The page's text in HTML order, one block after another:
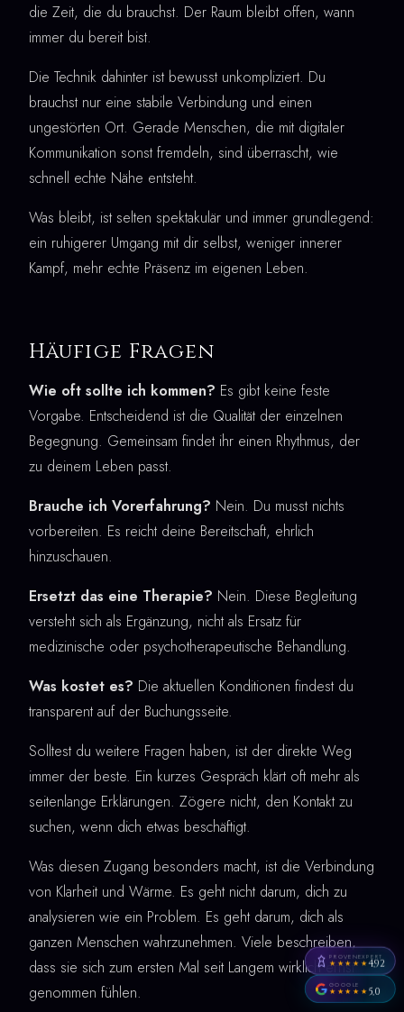
die Zeit, die du brauchst. Der Raum bleibt offen, wann
immer du bereit bist.
Die Technik dahinter ist bewusst unkompliziert. Du
brauchst nur eine stabile Verbindung und einen
ungestörten Ort. Gerade Menschen, die mit digitaler
Kommunikation sonst fremdeln, sind überrascht, wie
schnell echte Nähe entsteht.
Was bleibt, ist selten spektakulär und immer grundlegend:
ein ruhigerer Umgang mit dir selbst, weniger innerer
Kampf, mehr echte Präsenz im eigenen Leben.
Häufige Fragen
Wie oft sollte ich kommen? Es gibt keine feste
Vorgabe. Entscheidend ist die Qualität der einzelnen
Begegnung. Gemeinsam findet ihr einen Rhythmus, der
zu deinem Leben passt.
Brauche ich Vorerfahrung? Nein. Du musst nichts
vorbereiten. Es reicht deine Bereitschaft, ehrlich
hinzuschauen.
Ersetzt das eine Therapie? Nein. Diese Begleitung
versteht sich als Ergänzung, nicht als Ersatz für
medizinische oder psychotherapeutische Behandlung.
Was kostet es? Die aktuellen Konditionen findest du
transparent auf der Buchungsseite.
Solltest du weitere Fragen haben, ist der direkte Weg
immer der beste. Ein kurzes Gespräch klärt oft mehr als
seitenlange Erklärungen. Zögere nicht, den Kontakt zu
suchen, wenn dich etwas beschäftigt.
Was diesen Zugang besonders macht, ist die Verbindung
von Klarheit und Wärme. Es geht nicht darum, dich zu
analysieren wie ein Problem. Es geht darum, dich als
ganzen Menschen wahrzunehmen. Viele beschreiben,
dass sie sich zum ersten Mal seit Langem wirklich ernst
genommen fühlen.
PROVENEXPERT
★★★★★4,92
GOOGLE
★★★★★5,0